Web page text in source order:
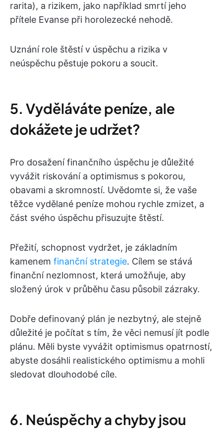
rarita), a rizikem, jako například smrtí jeho
přítele Evanse při horolezecké nehodě.
Uznání role štěstí v úspěchu a rizika v
neúspěchu pěstuje pokoru a soucit.
5. Vyděláváte peníze, ale
dokážete je udržet?
Pro dosažení finančního úspěchu je důležité
vyvážit riskování a optimismus s pokorou,
obavami a skromností. Uvědomte si, že vaše
těžce vydělané peníze mohou rychle zmizet, a
část svého úspěchu přisuzujte štěstí.
Přežití, schopnost vydržet, je základním
kamenem finanční strategie. Cílem se stává
finanční nezlomnost, která umožňuje, aby
složený úrok v průběhu času působil zázraky.
Dobře definovaný plán je nezbytný, ale stejně
důležité je počítat s tím, že věci nemusí jít podle
plánu. Měli byste vyvážit optimismus opatrností,
abyste dosáhli realistického optimismu a mohli
sledovat dlouhodobé cíle.
6. Neúspěchy a chyby jsou